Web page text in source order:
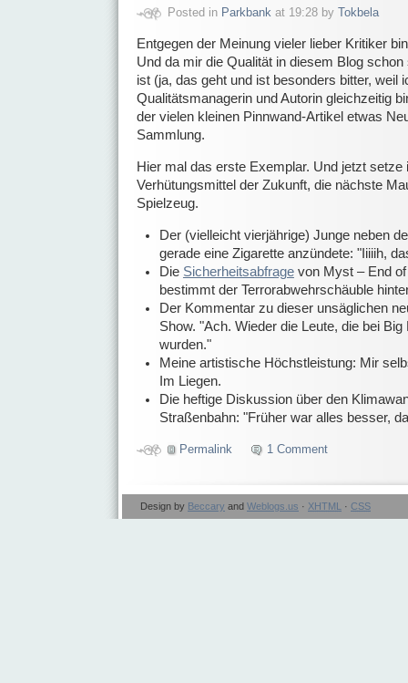
Posted in Parkbank at 19:28 by Tokbela
Entgegen der Meinung vieler lieber Kritiker
Und da mir die Qualität in diesem Blog
ist (ja, das geht und ist besonders bitter, weil
Qualitätsmanagerin und Autorin gleichzeitig
der vielen kleinen Pinnwand-Artikel etwas
Sammlung.
Hier mal das erste Exemplar. Und jetzt setze
Verhütungsmittel der Zukunft, die nächste
Spielzeug.
Der (vielleicht vierjährige) Junge neben
gerade eine Zigarette anzündete: "Iiiiih,
Die Sicherheitsabfragevon Myst – End
bestimmt der Terrorabwehrschäuble
Der Kommentar zu dieser unsäglichen
Show. "Ach. Wieder die Leute, die bei
wurden."
Meine artistische Höchstleistung: Mir
Im Liegen.
Die heftige Diskussion über den
Straßenbahn: "Früher war alles besser,
Permalink 1 Comment
Design by Beccary and Weblogs.us · XHTML · CSS